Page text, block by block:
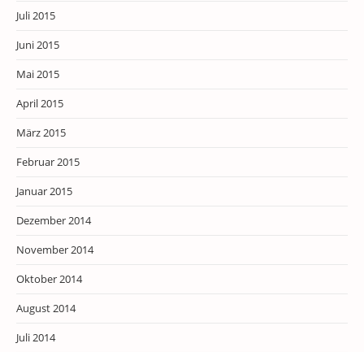
Juli 2015
Juni 2015
Mai 2015
April 2015
März 2015
Februar 2015
Januar 2015
Dezember 2014
November 2014
Oktober 2014
August 2014
Juli 2014